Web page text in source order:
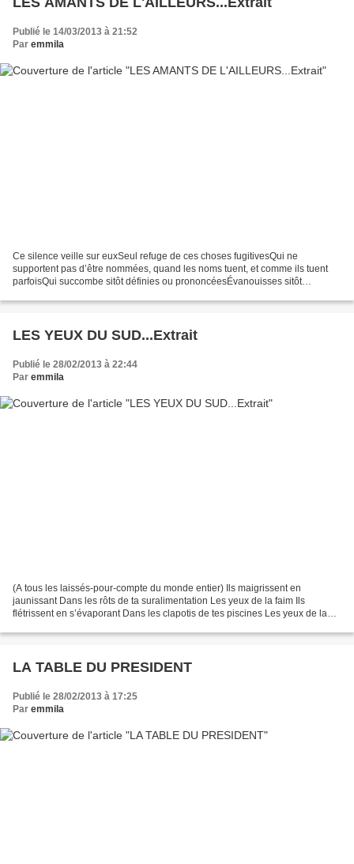
Publié le 14/03/2013 à 21:52
Par emmila
Ce silence veille sur euxSeul refuge de ces choses fugitivesQui ne
supportent pas d’être nommées, quand les noms tuent, et comme ils tuent
parfoisQui succombe sitôt définies ou prononcéesÉvanouisses sitôt
LES YEUX DU SUD...Extrait
Publié le 28/02/2013 à 22:44
Par emmila
(A tous les laissés-pour-compte du monde entier) Ils maigrissent en
jaunissant Dans les rôts de ta suralimentation Les yeux de la faim Ils
flétrissent en s’évaporant Dans les clapotis de tes piscines Les yeux de la
LA TABLE DU PRESIDENT
Publié le 28/02/2013 à 17:25
Par emmila